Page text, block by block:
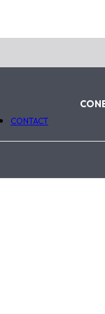
Va fi utilizat în
CONTACT